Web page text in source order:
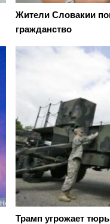
Жители Словакии
гражданство
Трамп угрожает